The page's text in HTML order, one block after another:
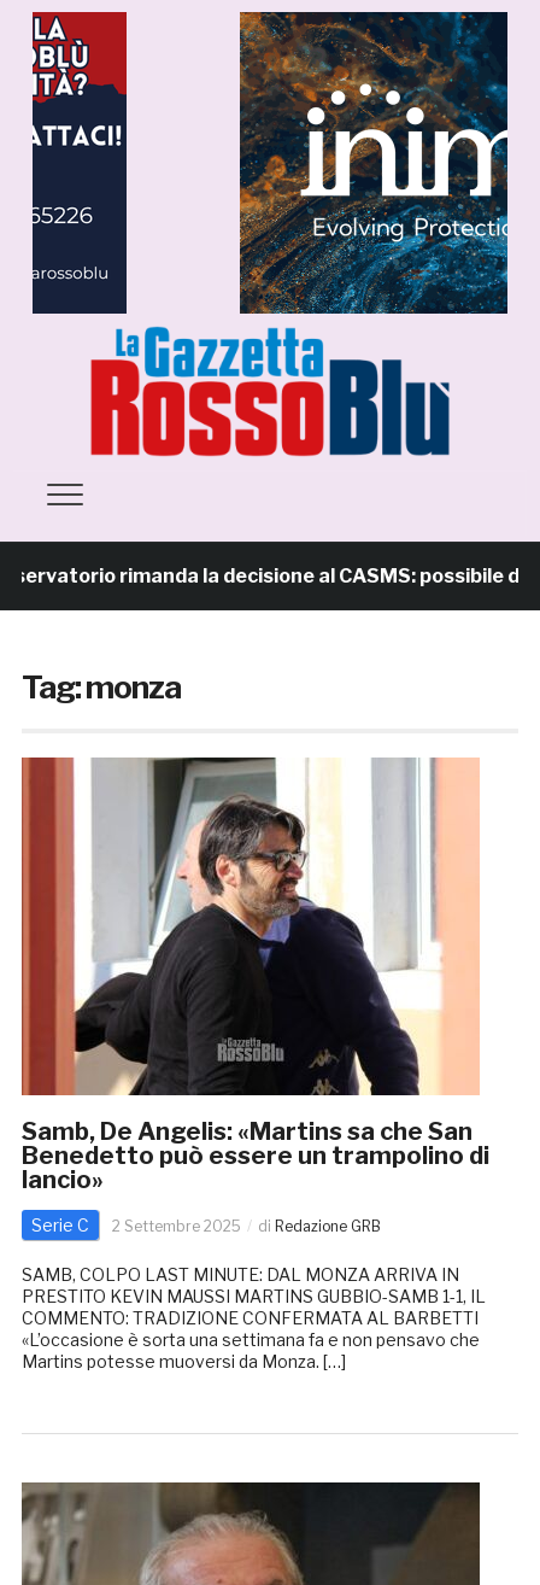
rimanda la decisione al CASMS: possibile divieto
Tag:monza
Samb, De Angelis: «Martins sa che San
Benedetto può essere un trampolino di
lancio»
Serie C 2 Settembre 2025 di Redazione GRB
SAMB, COLPO LAST MINUTE: DAL MONZA ARRIVA IN
PRESTITO KEVIN MAUSSI MARTINS GUBBIO-SAMB 1-1, IL
COMMENTO: TRADIZIONE CONFERMATA AL BARBETTI
«L’occasione è sorta una settimana fa e non pensavo che
Martins potesse muoversi da Monza. […]